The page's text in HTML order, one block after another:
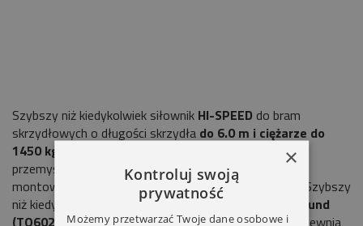
Szybszy niż kiedykolwiek siłownik HI-SPEED do bram
skrzydłowych o długości skrzydła do 6.0 m i ciężarze do
1450 kg.
przemysłowych.
Elektromechaniczny siłownik 24V
montowany do słupka, z enkoderem magnetycznym. Szybszy
niż kiedykolwiek: otwarciedo 90°trwa nawet
30* sekund
(TO6024HS)!Niezawodny:enkoder magnetyczny zapewnia
×
Kontroluj swoją
prywatność
Możemy przetwarzać Twoje dane osobowe i